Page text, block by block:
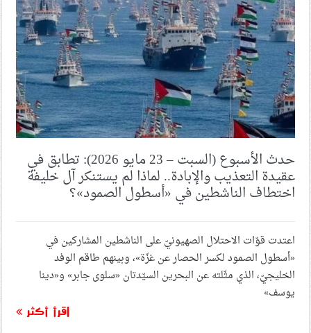
حدث الأسبوع (السبت – 23 مايو 2026): تطابق في
عقيدة التعذيب والإبادة.. لماذا لم يستنكر آل خليفة
اختطاف الناشطين في «أسطول الصمود»؟
اعتدت قوّات الاحتلال الصهيونيّ على الناشطين المشاركين في
«أسطول الصمود لكسر الحصار عن غزّة»، وبينهم طاقم الوفد
الخليجيّ، الذي مثّلته عن البحرين السيّدتان «سلوى جابر» و«دينا
يوسف»
اقرأ أكثر